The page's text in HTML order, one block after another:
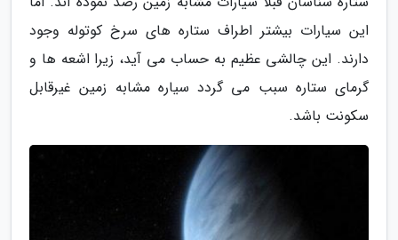
این سیارات بیشتر اطراف ستاره های سرخ کوتوله وجود
دارند. این چالشی عظیم به حساب می آید، زیرا اشعه ها و
گرمای ستاره سبب می گردد سیاره مشابه زمین غیرقابل
سکونت باشد.